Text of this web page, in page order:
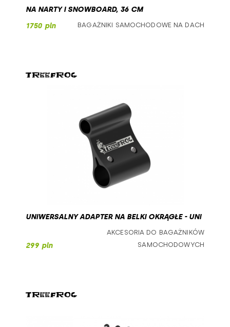
NA NARTY I SNOWBOARD, 36 CM
1750 pln
BAGAŻNIKI SAMOCHODOWE NA DACH
UNIWERSALNY ADAPTER NA BELKI OKRĄGŁE - UNI
299 pln
AKCESORIA DO BAGAŻNIKÓW
SAMOCHODOWYCH